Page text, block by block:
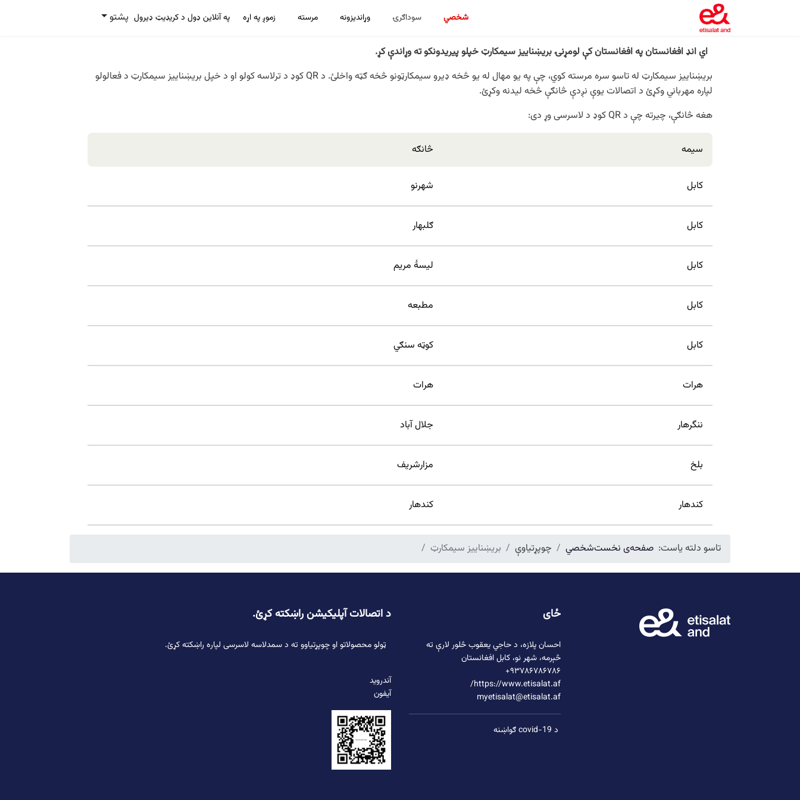
شخصي سوداګرۍ وړاندیزونه مرسته زموږ په اړه په آنلاین ډول د کریډیټ ډیرول پشتو
اي ‌انډافغانستان په افغانستان کې لومړنۍ بریښناییز سیمکارټ خپلو پیریدونکو ته وړاندې کړ.
بریښناییز سیمکارټ له تاسو سره مرسته کوي، چې په یو مهال له یو څخه ډیرو سیمکارټونو څخه ګټه واخلئ. د QR کوډ د ترلاسه کولو او د خپل بریښناییز سیمکارټ د فعالولو
لپاره مهرباني وکړئ د اتصالات یوې نږدې څانګې څخه لیدنه وکړئ.
هغه څانګې، چیرته چې د QR کوډ د لاسرسی وړ دی:
څانګه سیمه
شهرنو کابل
ګلبهار کابل
لیسۀ مریم کابل
مطبعه کابل
کوټه سنګي کابل
هرات هرات
جلال آباد ننگرهار
مزارشریف بلخ
کندهار کندهار
تاسو دلته یاست: صفحه‌ی نخستشخصي چوپړتیاوې بریښناییز سیمکارټ
ځای
احسان پلازه، د حاجي یعقوب څلور لارې ته
څېرمه، شهر نو، کابل افغانستان
۹۳۷۸۶۷۸۶۷۸۶+
https://www.etisalat.af/
myetisalat@etisalat.af
د covid-19 ګواښنه
د اتصالات آپلیکیشن راښکته کړئ.
ټولو محصولاتو او چوپړتیاوو ته د سمدلاسه لاسرسی لپاره راښکته کړئ.
آندروید
آیفون